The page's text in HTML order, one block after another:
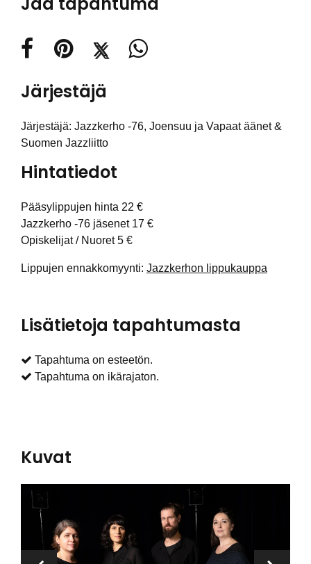
Järjestäjä
Järjestäjä: Jazzkerho -76, Joensuu ja Vapaat äänet &
Suomen Jazzliitto
Hintatiedot
Pääsylippujen hinta 22 €
Jazzkerho -76 jäsenet 17 €
Opiskelijat / Nuoret 5 €
Lippujen ennakkomyynti: Jazzkerhon lippukauppa
Lisätietoja tapahtumasta
Tapahtuma on esteetön.
Tapahtuma on ikärajaton.
Kuvat